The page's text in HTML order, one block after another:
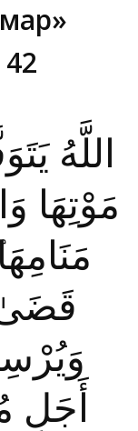
اللَّهُ
مَوْتِهَا
قَضَىٰ